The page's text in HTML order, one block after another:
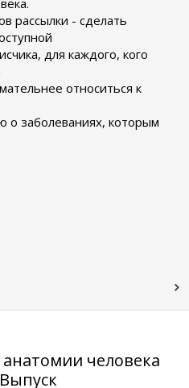
рассылки - сделать
для каждого, кого
относиться к
о заболеваниях, которым
человека